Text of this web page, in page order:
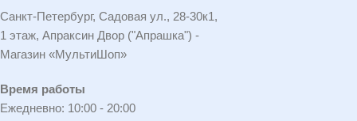
Санкт-Петербург, Садовая ул., 28-30к1,
1 этаж, Апраксин Двор ("Апрашка") -
Магазин «МультиШоп»
Время работы
Ежедневно: 10:00 - 20:00